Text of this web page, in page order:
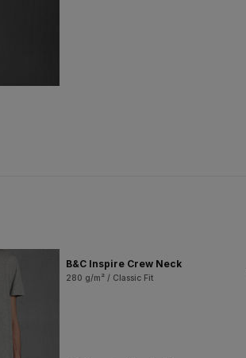
B&C Inspire Crew Neck
280 g/m² / Classic Fit